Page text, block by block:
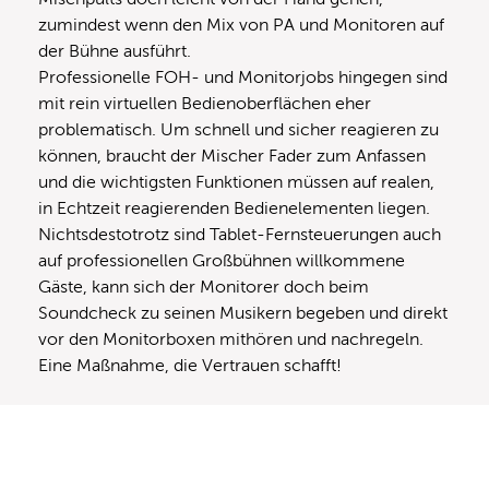
zumindest wenn den Mix von PA und Monitoren auf
der Bühne ausführt.
Professionelle FOH- und Monitorjobs hingegen sind
mit rein virtuellen Bedienoberflächen eher
problematisch. Um schnell und sicher reagieren zu
können, braucht der Mischer Fader zum Anfassen
und die wichtigsten Funktionen müssen auf realen,
in Echtzeit reagierenden Bedienelementen liegen.
Nichtsdestotrotz sind Tablet-Fernsteuerungen auch
auf professionellen Großbühnen willkommene
Gäste, kann sich der Monitorer doch beim
Soundcheck zu seinen Musikern begeben und direkt
vor den Monitorboxen mithören und nachregeln.
Eine Maßnahme, die Vertrauen schafft!